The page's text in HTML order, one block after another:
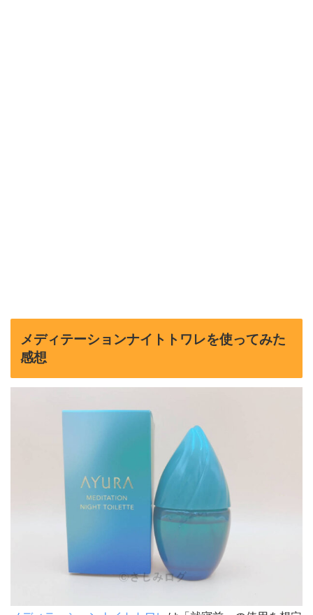
メディテーションナイトトワレを使ってみた
感想